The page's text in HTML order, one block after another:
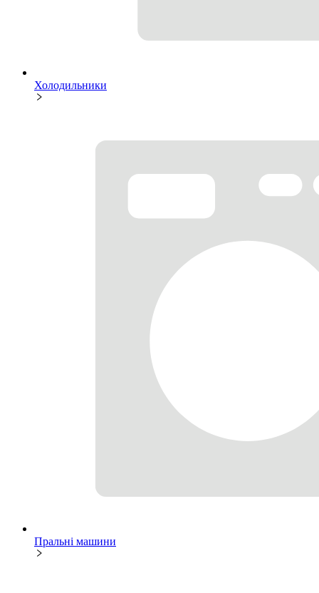
Холодильники
Пральні машини